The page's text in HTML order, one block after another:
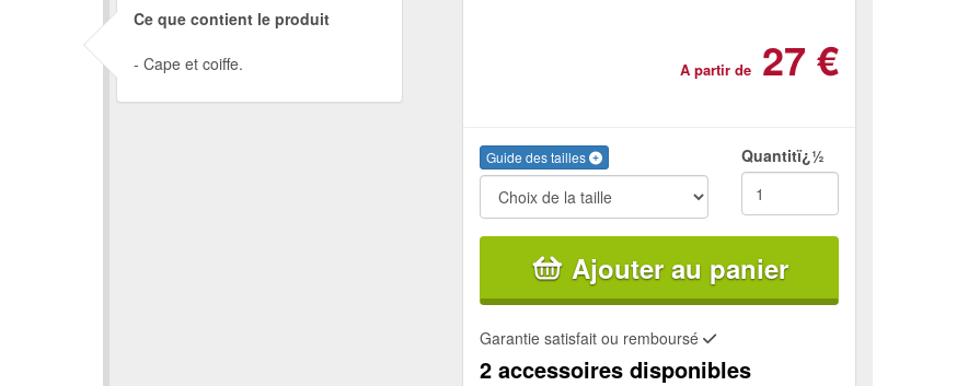
Ce que contient le produit
Cape et coiffe. A partir de 27 €
Guide des tailles Quantitï¿½
Ajouter au panier
Garantie satisfait ou remboursé
2 accessoires disponibles